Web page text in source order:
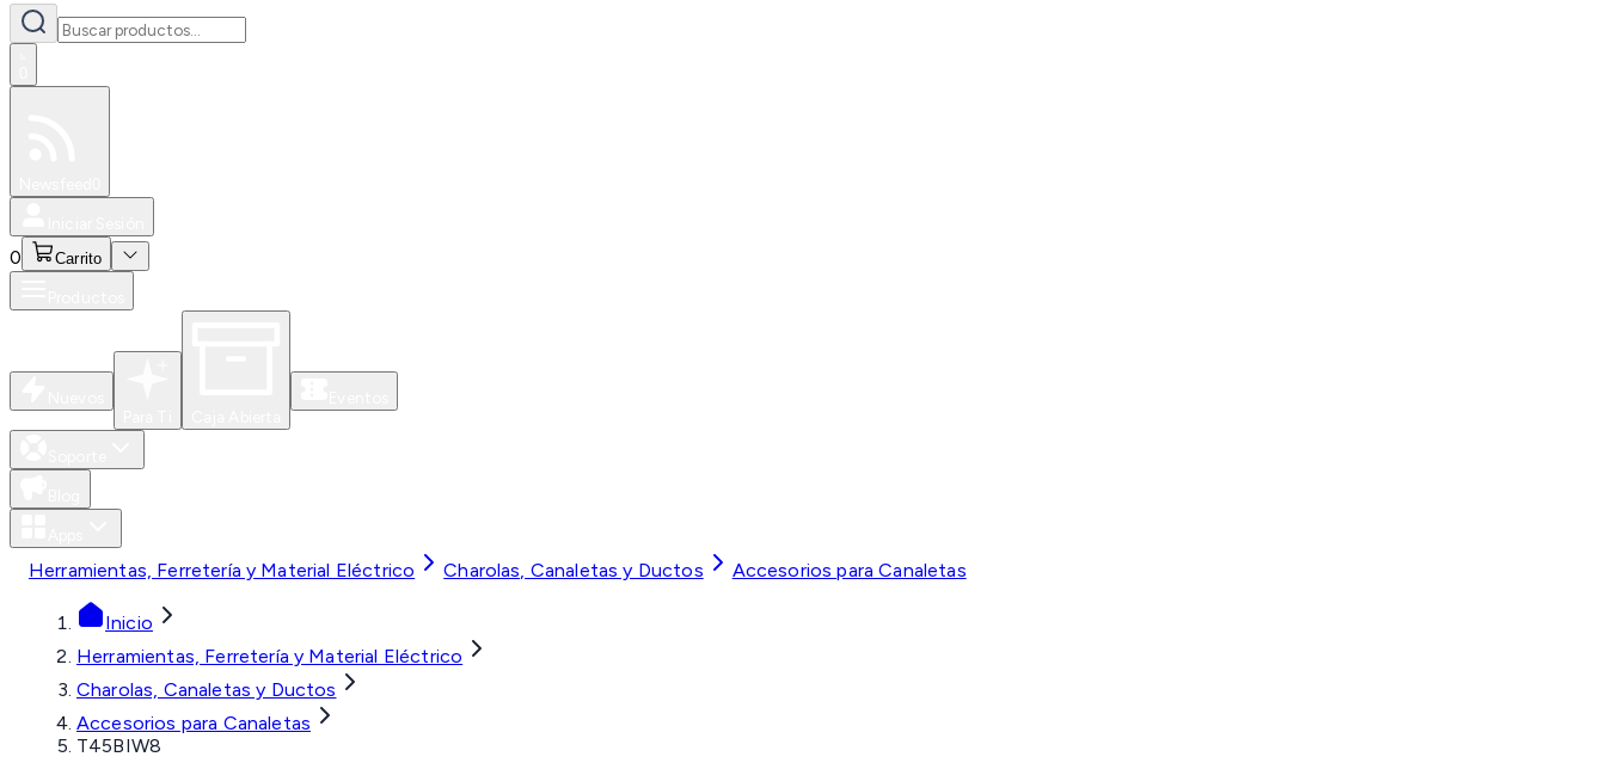
0 Carrito
Herramientas, Ferretería y Material Eléctrico Charolas, Canaletas y Ductos Accesorios para Canaletas
Inicio
Herramientas, Ferretería y Material Eléctrico
Charolas, Canaletas y Ductos
Accesorios para Canaletas
T45BIW8